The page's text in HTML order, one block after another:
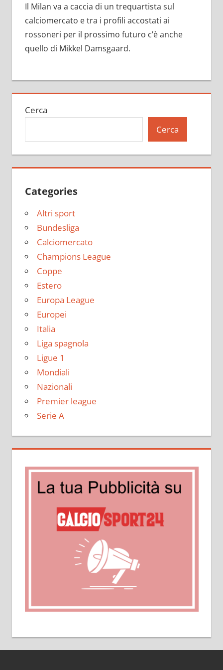
Il Milan va a caccia di un trequartista sul
calciomercato e tra i profili accostati ai
rossoneri per il prossimo futuro c’è anche
quello di Mikkel Damsgaard.
Cerca
Cerca
Categories
Altri sport
Bundesliga
Calciomercato
Champions League
Coppe
Estero
Europa League
Europei
Italia
Liga spagnola
Ligue 1
Mondiali
Nazionali
Premier league
Serie A